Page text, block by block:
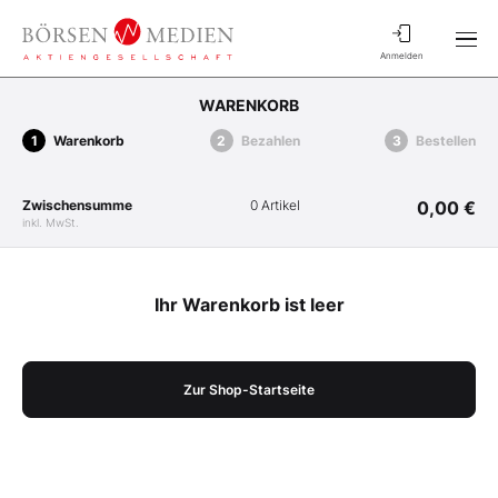
Anmelden
WARENKORB
Warenkorb Bezahlen Bestellen
Zwischensumme
inkl. MwSt.
0 Artikel 0,00 €
Ihr Warenkorb ist leer
Zur Shop-Startseite